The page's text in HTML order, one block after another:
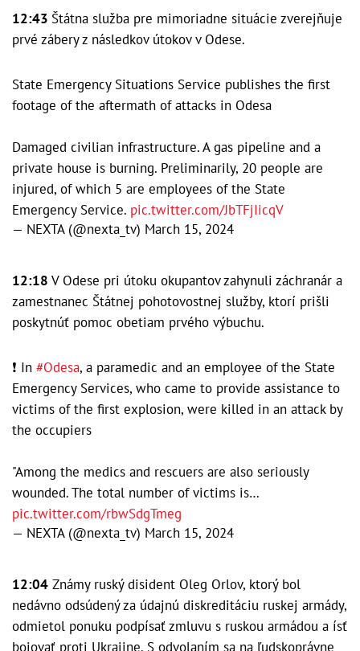
12:43 Štátna služba pre mimoriadne situácie zverejňuje
prvé zábery z následkov útokov v Odese.
State Emergency Situations Service publishes the first
footage of the aftermath of attacks in Odesa
Damaged civilian infrastructure. A gas pipeline and a
private house is burning. Preliminarily, 20 people are
injured, of which 5 are employees of the State
Emergency Service. pic.twitter.com/JbTFjIicqV
— NEXTA (@nexta_tv) March 15, 2024
12:18 V Odese pri útoku okupantov zahynuli záchranár a
zamestnanec Štátnej pohotovostnej služby, ktorí prišli
poskytnúť pomoc obetiam prvého výbuchu.
❗️ In #Odesa, a paramedic and an employee of the State
Emergency Services, who came to provide assistance to
victims of the first explosion, were killed in an attack by
the occupiers
"Among the medics and rescuers are also seriously
wounded. The total number of victims is…
pic.twitter.com/rbwSdgTmeg
— NEXTA (@nexta_tv) March 15, 2024
12:04 Známy ruský disident Oleg Orlov, ktorý bol
nedávno odsúdený za údajnú diskreditáciu ruskej armády,
odmietol ponuku podpísať zmluvu s ruskou armádou a ísť
bojovať proti Ukrajine. S odvolaním sa na ľudskoprávne